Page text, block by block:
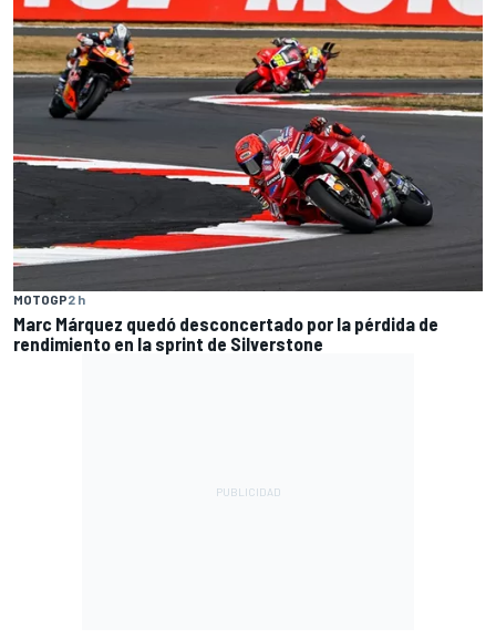
MOTOGP2 h
Marc Márquez quedó desconcertado por la pérdida de
rendimiento en la sprint de Silverstone